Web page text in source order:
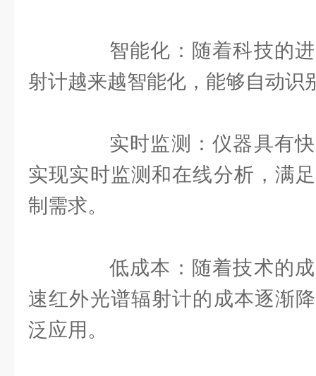
智能化：随着科技的进
射计越来越智能化，能够自动识
实时监测：仪器具有快
实现实时监测和在线分析，满
制需求。
低成本：随着技术的成
速红外光谱辐射计的成本逐渐
泛应用。